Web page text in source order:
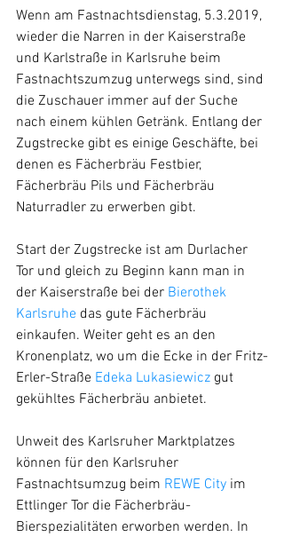
Wenn am Fastnachtsdienstag, 5.3.2019,
wieder die Narren in der Kaiserstraße
und Karlstraße in Karlsruhe beim
Fastnachtszumzug unterwegs sind, sind
die Zuschauer immer auf der Suche
nach einem kühlen Getränk. Entlang der
Zugstrecke gibt es einige Geschäfte, bei
denen es Fächerbräu Festbier,
Fächerbräu Pils und Fächerbräu
Naturradler zu erwerben gibt.
Start der Zugstrecke ist am Durlacher
Tor und gleich zu Beginn kann man in
der Kaiserstraße bei der Bierothek
Karlsruhe das gute Fächerbräu
einkaufen. Weiter geht es an den
Kronenplatz, wo um die Ecke in der Fritz-
Erler-Straße Edeka Lukasiewicz gut
gekühltes Fächerbräu anbietet.
Unweit des Karlsruher Marktplatzes
können für den Karlsruher
Fastnachtsumzug beim REWE City im
Ettlinger Tor die Fächerbräu-
Bierspezialitäten erworben werden. In